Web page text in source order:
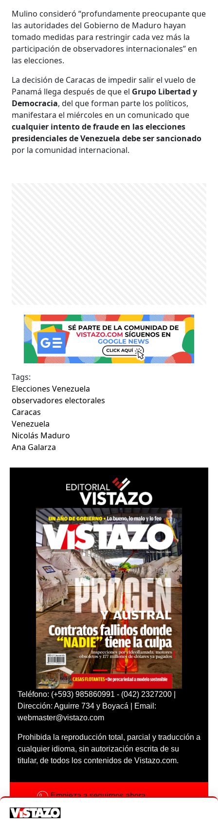
Mulino consideró “profundamente preocupante que
las autoridades del Gobierno de Maduro hayan
tomado medidas para restringir cada vez más la
participación de observadores internacionales” en
las elecciones.
La decisión de Caracas de impedir salir el vuelo de
Panamá llega después de que el Grupo Libertad y
Democracia, del que forman parte los políticos,
manifestara el miércoles en un comunicado que
cualquier intento de fraude en las elecciones
presidenciales de Venezuela debe ser sancionado
por la comunidad internacional.
Tags:
Elecciones Venezuela
observadores electorales
Caracas
Venezuela
Nicolás Maduro
Ana Galarza
Teléfono: (+593) 985860991 - (042) 2327200 |
Dirección: Aguirre 734 y Boyacá | Email:
webmaster@vistazo.com
Prohibida la reproducción total, parcial y traducción a
cualquier idioma, sin autorización escrita de su
titular, de todos los contenidos de Vistazo.com.
Empieza a seguirnos ahora